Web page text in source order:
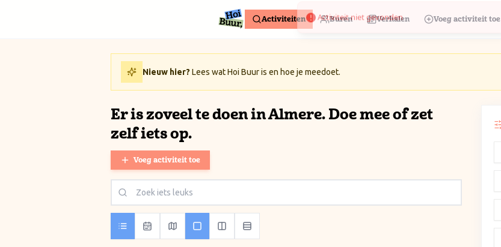
Activiteiten Buren Verhalen Voeg activiteit toe
Nieuw hier? Lees wat Hoi Buur is en hoe je meedoet.
Er is zoveel te doen in Almere. Doe mee of zet
zelf iets op.
Voeg activiteit toe